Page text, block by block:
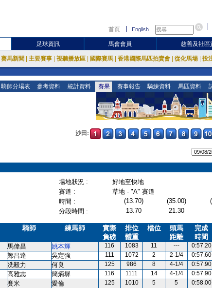
首頁 English
足球資訊 馬會會員 慈善及社區
賽馬新聞 主要賽事 視聽播放區 國際賽馬 香港國際馬匹拍賣會 從化馬場 投
騎師分場表 參考資料 統計資料 賽果 賽事報告 騎練資料 馬匹資料
沙田:
場地狀況 :
好地至快地
賽道 :
草地 - "A" 賽道
時間 : (13.70) (35.00)
分段時間 :
13.70 21.30
騎師 練馬師
實際
負磅
排位
體重
檔位
頭馬
距離
完成
時間
馬偉昌 姚本輝 116 1083 11 --- 0:57.20
鄭昌達 吳定強 111 1072 2 2-1/4 0:57.60
冼毅力 何良 125 986 8 4-1/4 0:57.90
高雅志 簡炳墀 116 1111 14 4-1/4 0:57.90
賽米 愛倫 125 1010 5 5 0:58.00